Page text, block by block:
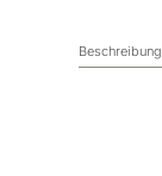
Beschreibung